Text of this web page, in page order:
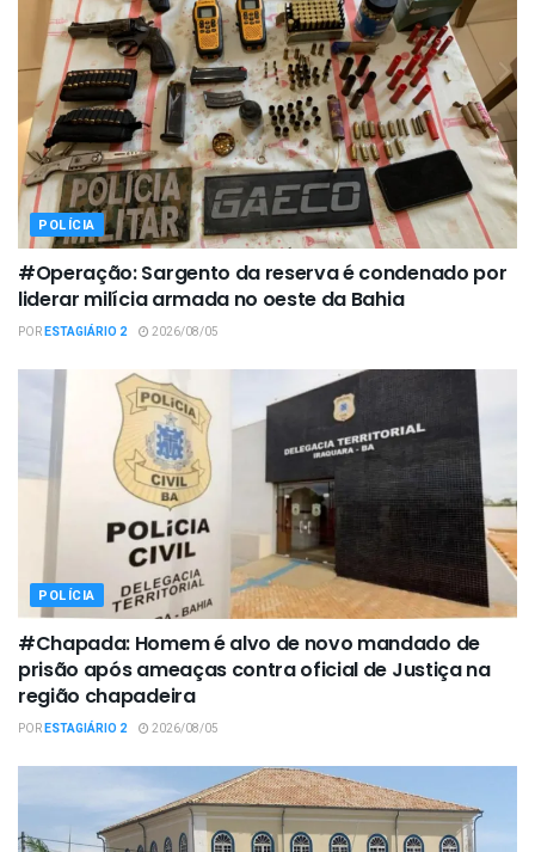
POLÍCIA
#Operação: Sargento da reserva é condenado por
liderar milícia armada no oeste da Bahia
PORESTAGIÁRIO 2 2026/08/05
POLÍCIA
#Chapada: Homem é alvo de novo mandado de
prisão após ameaças contra oficial de Justiça na
região chapadeira
PORESTAGIÁRIO 2 2026/08/05